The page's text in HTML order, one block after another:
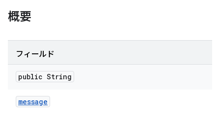
概要
フィールド
public String
message